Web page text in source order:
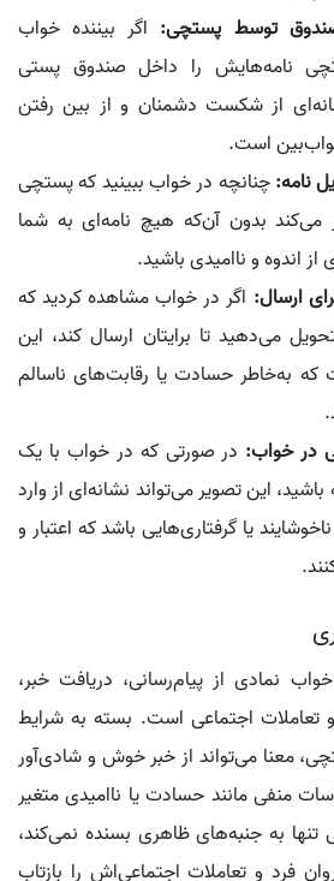
توسط پستچی: اگر بیننده خواب
نامه‌هایش را داخل صندوق پستی
از شکست دشمنان و از بین رفتن
است.
نامه:چنانچه در خواب ببینید که پستچی
می‌کند بدون آن‌که هیچ نامه‌ای به شما
از اندوه و ناامیدی باشید.
ارسال: اگر در خواب مشاهده کردید که
می‌دهید تا برایتان ارسال کند، این
به‌خاطر حسادت یا رقابت‌های ناسالم
در خواب: در صورتی که در خواب با یک
این تصویر می‌تواند نشانه‌ای از وارد
یا گرفتاری‌هایی باشد که اعتبار و
نمادی از پیام‌رسانی، دریافت خبر،
تعاملات اجتماعی است. بسته به شرایط
معنا می‌تواند از خبر خوش و شادی‌آور
منفی مانند حسادت یا ناامیدی متغیر
به جنبه‌های ظاهری بسنده نمی‌کند،
فرد و تعاملات اجتماعی‌اش را بازتاب